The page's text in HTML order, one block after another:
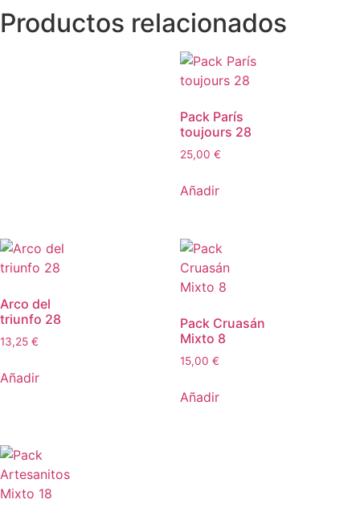
Productos relacionados
Pack París
toujours 28
25,00 €
Añadir
Arco del
triunfo 28
13,25 €
Añadir
Pack Cruasán
Mixto 8
15,00 €
Añadir